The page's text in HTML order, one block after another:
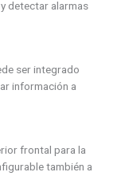
detectar alarmas
ser integrado
información a
frontal para la
también a